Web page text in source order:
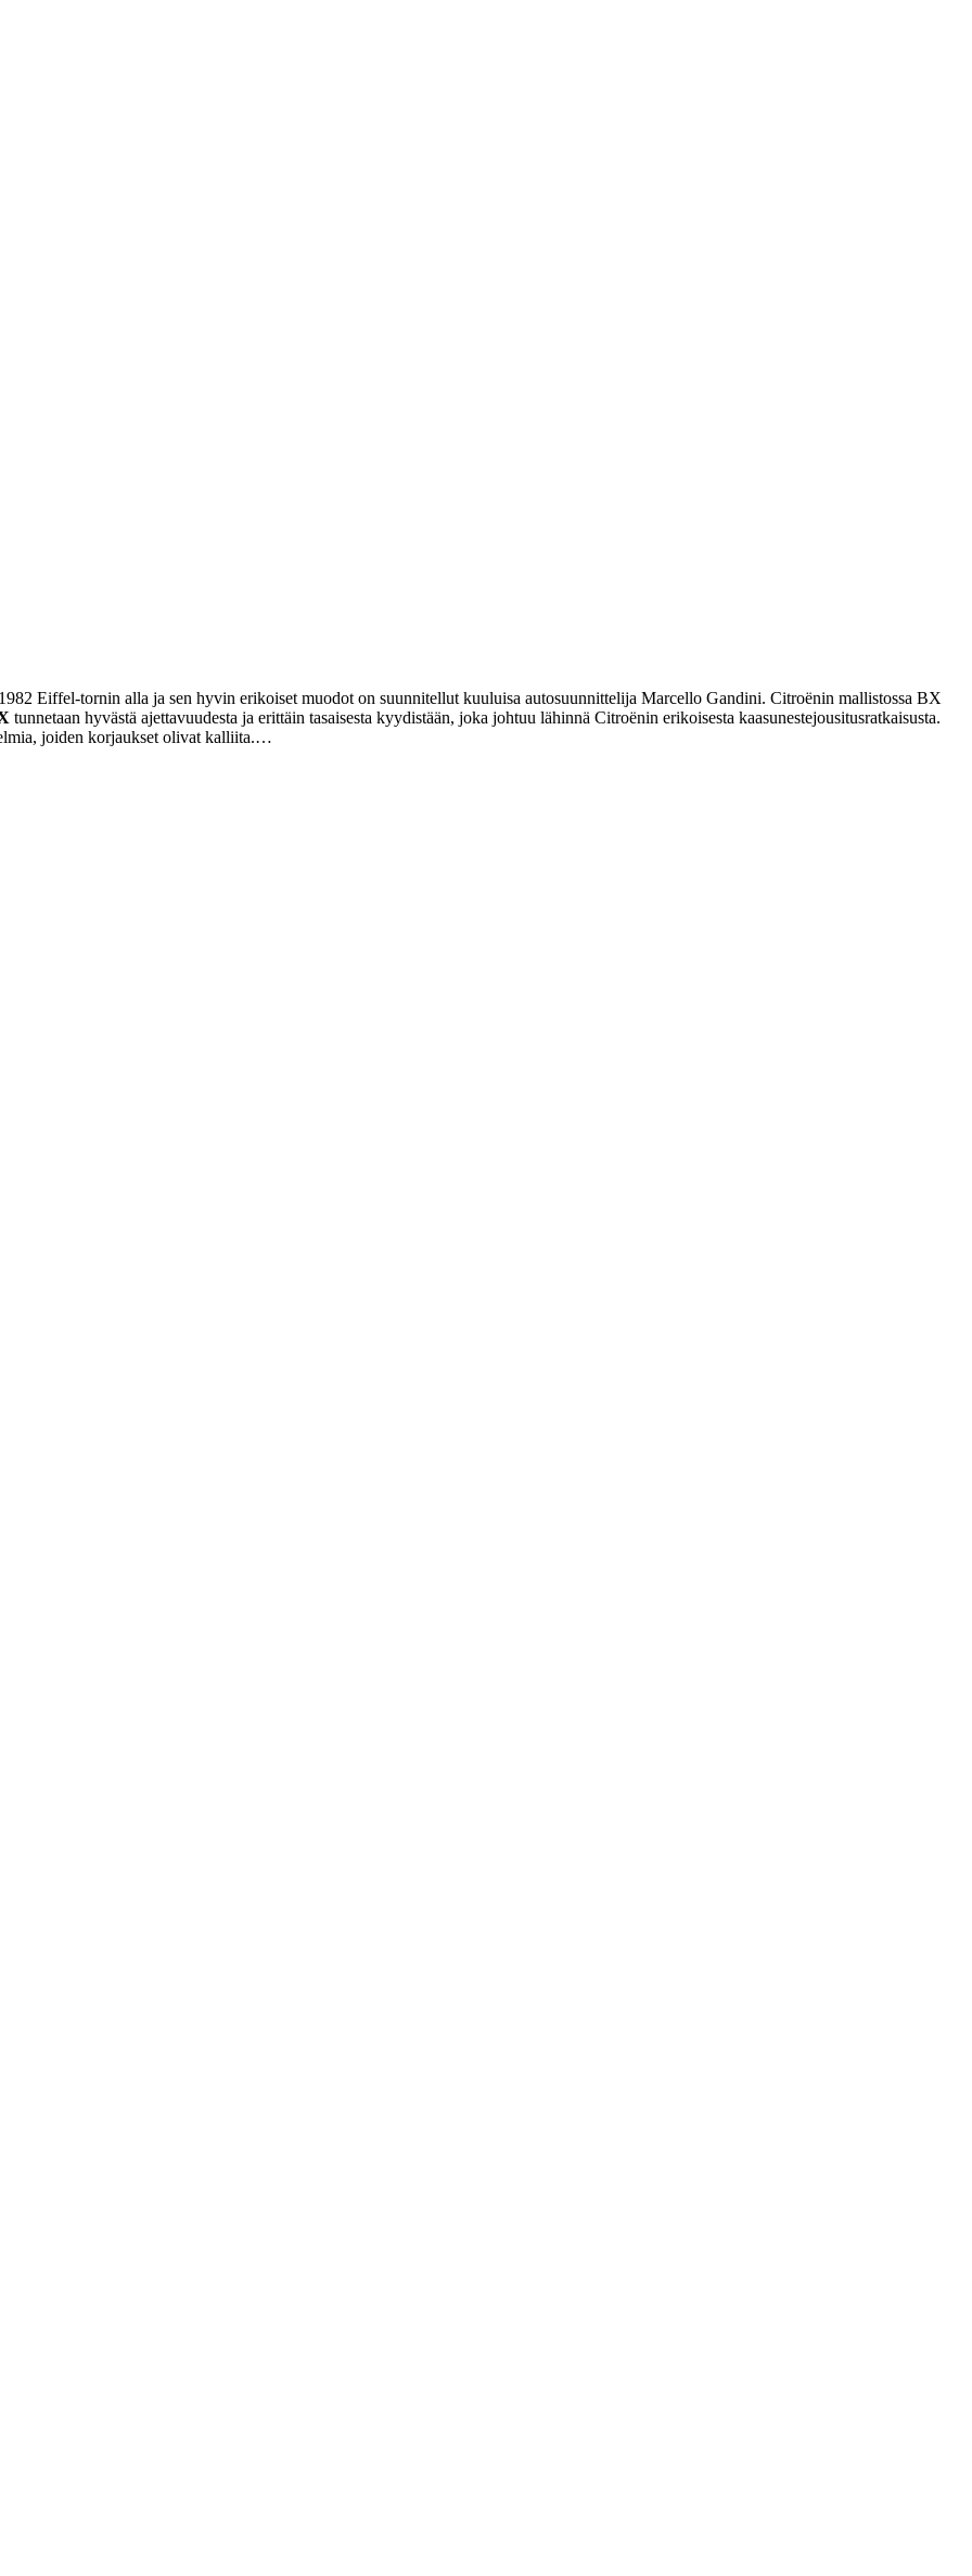
Eiffel-tornin alla ja sen hyvin erikoiset muodot on suunnitellut kuuluisa autosuunnittelija Marcello Gandini. Citroënin mallistossa BX
tunnetaan hyvästä ajettavuudesta ja erittäin tasaisesta kyydistään, joka johtuu lähinnä Citroënin erikoisesta kaasunestejousitusratkaisusta.
joiden korjaukset olivat kalliita.…